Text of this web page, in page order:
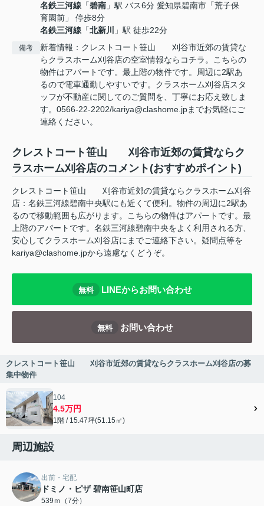
名鉄三河線 「碧南 」駅 バス6分 愛知県碧南市「荒子保
育園前」 停歩8分
名鉄三河線 「北新川 」駅 徒歩22分
備考
新着情報：クレストコート笹山 刈谷市近郊の賃貸な
らクラスホーム刈谷店の空室情報ならコチラ。こちらの
物件はアパートです。最上階の物件です。周辺に2駅あ
るので電車通勤しやすいです。クラスホーム刈谷店スタ
ッフが不動産に関してのご質問を、丁寧にお応え致しま
す。0566-22-2202/kariya@clashome.jpまでお気軽にご
連絡ください。
クレストコート笹山 刈谷市近郊の賃貸ならク
ラスホーム刈谷店のコメント(おすすめポイント)
クレストコート笹山 刈谷市近郊の賃貸ならクラスホーム刈谷
店：名鉄三河線碧南中央駅にも近くて便利。物件の周辺に2駅あ
るので移動範囲も広がります。こちらの物件はアパートです。最
上階のアパートです。名鉄三河線碧南中央をよく利用される方、
安心してクラスホーム刈谷店にまでご連絡下さい。疑問点等を
kariya@clashome.jpから遠慮なくどうぞ。
無料 LINEからお問い合わせ
無料 お問い合わせ
クレストコート笹山 刈谷市近郊の賃貸ならクラスホーム刈谷店の募
集中物件
104
4.5万円
1階 / 15.47坪(51.15㎡)
周辺施設
出前・宅配
ドミノ・ピザ 碧南笹山町店
539ｍ（7分）